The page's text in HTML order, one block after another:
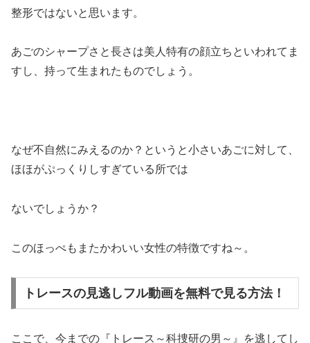
整形ではないと思います。
あごのシャープさと長さは美人特有の顔立ちといわれてま
すし、持って生まれたものでしょう。
なぜ不自然にみえるのか？というと小さいあごに対して、
ほほがぷっくりしすぎている所では
ないでしょうか？
このほっぺもまたかわいい女性の特徴ですね～。
トレースの見逃しフル動画を無料で見る方法！
ここで、今までの『トレース～科捜研の男～』を逃してし